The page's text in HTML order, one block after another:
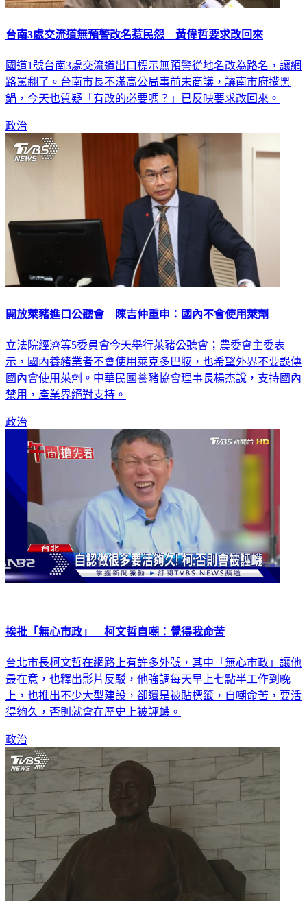
台南3處交流道無預警改名惹民怨 黃偉哲要求改回來
國道1號台南3處交流道出口標示無預警從地名改為路名，讓網
路罵翻了。台南市長不滿高公局事前未商議，讓南市府揹黑
鍋，今天也質疑「有改的必要嗎？」已反映要求改回來。
政治
開放萊豬進口公聽會 陳吉仲重申：國內不會使用萊劑
立法院經濟等5委員會今天舉行萊豬公聽會；農委會主委表
示，國內養豬業者不會使用萊克多巴胺，也希望外界不要誤傳
國內會使用萊劑。中華民國養豬協會理事長楊杰說，支持國內
禁用，產業界絕對支持。
政治
挨批「無心市政」 柯文哲自嘲：覺得我命苦
台北市長柯文哲在網路上有許多外號，其中「無心市政」讓他
最在意，也釋出影片反駁，他強調每天早上七點半工作到晚
上，也推出不少大型建設，卻還是被貼標籤，自嘲命苦，要活
得夠久，否則就會在歷史上被誣衊。
政治